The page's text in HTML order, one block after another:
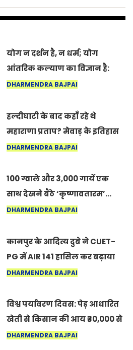
योग न दर्शन है, न धर्म; योग
आंतरिक कल्याण का विज्ञान है:
अंतरराष्ट्रीय योग दिवस 2026 पर
DHARMENDRA BAJPAI
हल्दीघाटी के बाद कहाँ रहे थे
महाराणा प्रताप? मेवाड़ के इतिहास
का वह अनकहा अध्याय जो आज भी
DHARMENDRA BAJPAI
100 ग्वाले और 3,000 गायें एक
साथ देखने बैठे ‘कृष्णावतारम’…
नागपुर में दिखा ऐसा नज़ारा कि
कर सकते हैं”
DHARMENDRA BAJPAI
कानपुर के आदित्य दुबे ने CUET-
PG में AIR 141 हासिल कर बढ़ाया
शहर का मान
DHARMENDRA BAJPAI
विश्व पर्यावरण दिवस: पेड़ आधारित
खेती से किसान की आय ₹30,000 से
बढ़कर ₹3 लाख प्रति एकड़ हुई
DHARMENDRA BAJPAI